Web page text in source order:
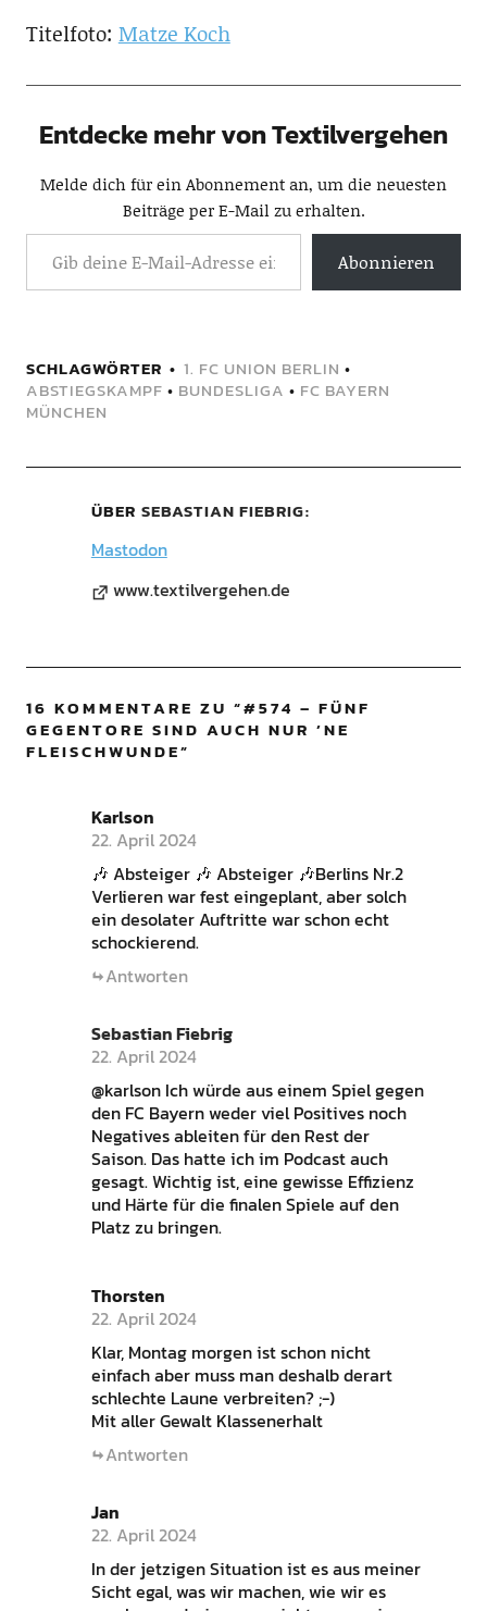
Titelfoto: Matze Koch
Entdecke mehr von Textilvergehen
Melde dich für ein Abonnement an, um die neuesten
Beiträge per E-Mail zu erhalten.
Abonnieren
SCHLAGWÖRTER 1. FC UNION BERLIN •
ABSTIEGSKAMPF • BUNDESLIGA • FC BAYERN
MÜNCHEN
ÜBER SEBASTIAN FIEBRIG
Mastodon
www.textilvergehen.de
16 KOMMENTARE ZU “#574 – FÜNF
GEGENTORE SIND AUCH NUR ’NE
FLEISCHWUNDE”
Karlson
22. April 2024
🎶 Absteiger 🎶 Absteiger 🎶Berlins Nr.2
Verlieren war fest eingeplant, aber solch
ein desolater Auftritte war schon echt
schockierend.
Antworten
Sebastian Fiebrig
22. April 2024
@karlson Ich würde aus einem Spiel gegen
den FC Bayern weder viel Positives noch
Negatives ableiten für den Rest der
Saison. Das hatte ich im Podcast auch
gesagt. Wichtig ist, eine gewisse Effizienz
und Härte für die finalen Spiele auf den
Platz zu bringen.
Thorsten
22. April 2024
Klar, Montag morgen ist schon nicht
einfach aber muss man deshalb derart
schlechte Laune verbreiten? ;-)
Mit aller Gewalt Klassenerhalt
Antworten
Jan
22. April 2024
In der jetzigen Situation ist es aus meiner
Sicht egal, was wir machen, wie wir es